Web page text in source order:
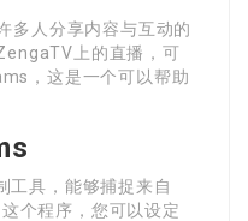
多人分享内容与互动的
上的直播，可
，这是一个可以帮助
工具，能够捕捉来自
个程序，您可以设定